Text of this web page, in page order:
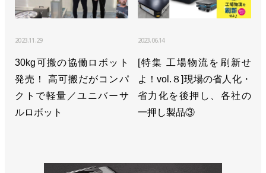
2023.11.29
30kg可搬の協働ロボット
発売！ 高可搬だがコンパ
クトで軽量／ユニバーサ
ルロボット
2023.06.14
[特集 工場物流を刷新せ
よ！vol.８]現場の省人化・
省力化を後押し、各社の
一押し製品③